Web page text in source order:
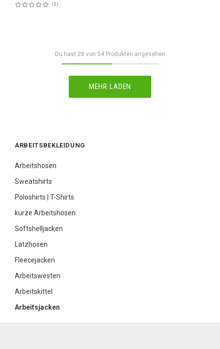
Bewertung:
0
Du hast 28 von 54Produkten angesehen
MEHR LADEN
ARBEITSBEKLEIDUNG
Arbeitshosen
Sweatshirts
Poloshirts | T-Shirts
kurze Arbeitshosen
Softshelljacken
Latzhosen
Fleecejacken
Arbeitswesten
Arbeitskittel
Arbeitsjacken